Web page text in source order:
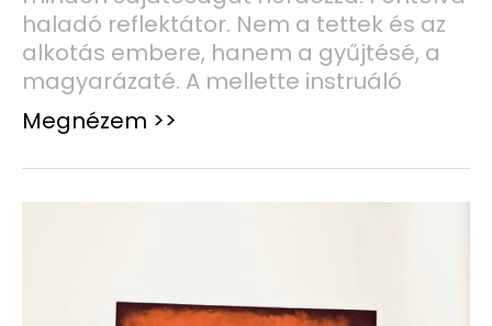
haladó reflektátor. Nem a tettek és az
alkotás embere, hanem a gyűjtésé, a
magyarázaté. A mellette instruáló
Megnézem >>